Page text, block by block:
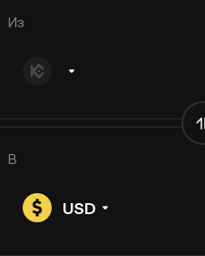
Из
В
USD